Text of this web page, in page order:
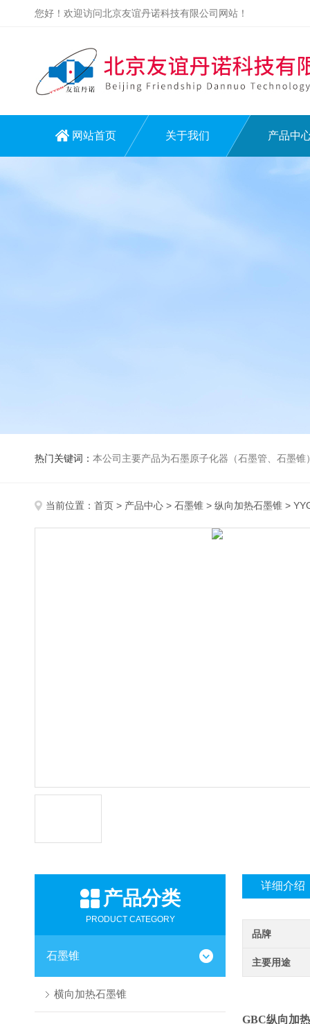
您好！欢迎访问北京友谊丹诺科技有限公司网站！
网站首页 关于我们 产品中
热门关键词： 本公司主要产品为石墨原子化器（石墨管、石墨锥）、元素空心阴极灯、氘灯、空心
当前位置： 首页 > 产品中心 > 石墨锥 > 纵向加热石墨锥 >
产品分类
PRODUCT CATEGORY
石墨锥
横向加热石墨锥
详细介绍
品牌
主要用途
GBC纵向加